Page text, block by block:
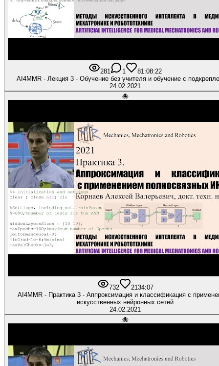
281 1 81:08:22
AI4MMR - Лекция 3 - Обучение без учителя и обучение с
24.02.2021
🐙
732 2134:07
AI4MMR - Практика 3 - Аппроксимация и классификация с
искусственных нейронных сетей
24.02.2021
🐙